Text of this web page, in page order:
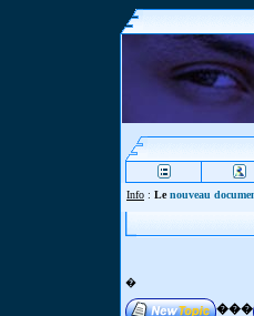
Info Webm
�
���